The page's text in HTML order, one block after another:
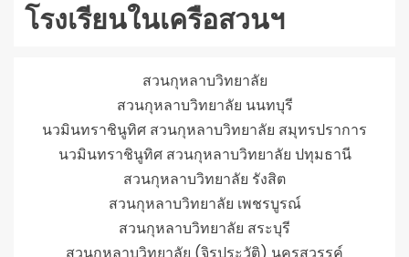
โรงเรียนในเครือสวนฯ
สวนกุหลาบวิทยาลัย
สวนกุหลาบวิทยาลัย นนทบุรี
นวมินทราชินูทิศ สวนกุหลาบวิทยาลัย สมุทรปราการ
นวมินทราชินูทิศ สวนกุหลาบวิทยาลัย ปทุมธานี
สวนกุหลาบวิทยาลัย รังสิต
สวนกุหลาบวิทยาลัย เพชรบูรณ์
สวนกุหลาบวิทยาลัย สระบุรี